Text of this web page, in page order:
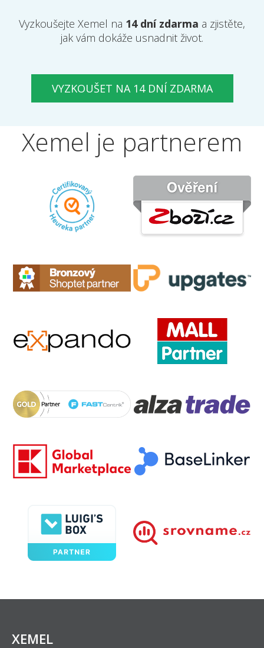
Vyzkoušejte Xemel na 14 dní zdarma a zjistěte,
jak vám dokáže usnadnit život.
VYZKOUŠET NA 14 DNÍ ZDARMA
Xemel je partnerem
XEMEL